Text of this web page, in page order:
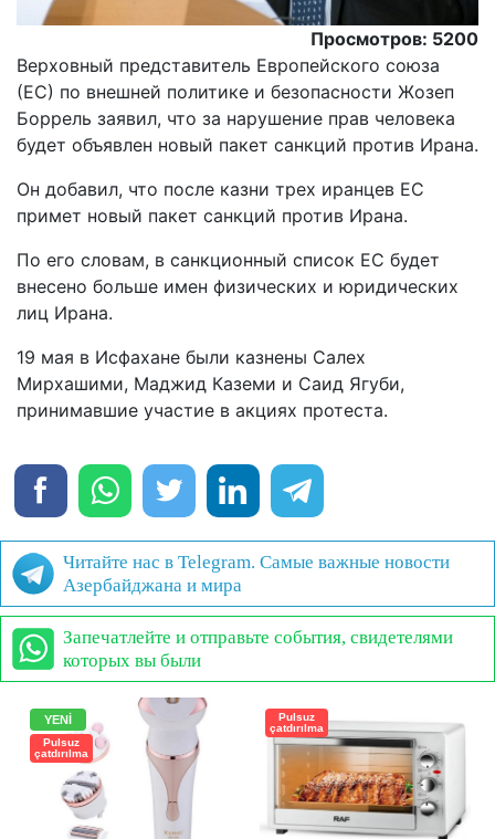
Просмотров: 5200
Верховный представитель Европейского союза
(ЕС) по внешней политике и безопасности Жозеп
Боррель заявил, что за нарушение прав человека
будет объявлен новый пакет санкций против Ирана.
Oн добавил, что после казни трех иранцев ЕС
примет новый пакет санкций против Ирана.
По его словам, в санкционный список ЕС будет
внесено больше имен физических и юридических
лиц Ирана.
19 мая в Исфахане были казнены Салех
Мирхашими, Маджид Каземи и Саид Ягуби,
принимавшие участие в акциях протеста.
Читайте нас в Telegram. Самые важные новости
Азербайджана и мира
Запечатлейте и отправьте события, свидетелями
которых вы были